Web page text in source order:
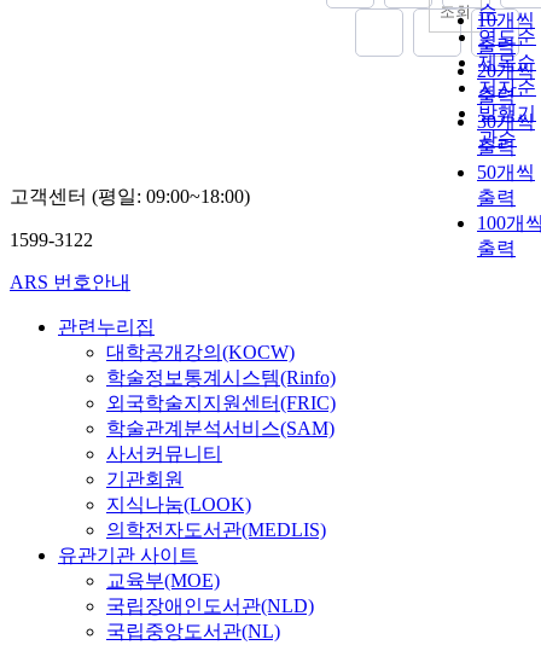
순
연도순
제목순
저자순
발행기
관순
10개씩
출력
20개씩
출력
30개씩
출력
50개씩
출력
100개
출력
조회
고객센터 (평일: 09:00~18:00)
1599-3122
ARS 번호안내
관련누리집
대학공개강의(KOCW)
학술정보통계시스템(Rinfo)
외국학술지지원센터(FRIC)
학술관계분석서비스(SAM)
사서커뮤니티
기관회원
지식나눔(LOOK)
의학전자도서관(MEDLIS)
유관기관 사이트
교육부(MOE)
국립장애인도서관(NLD)
국립중앙도서관(NL)